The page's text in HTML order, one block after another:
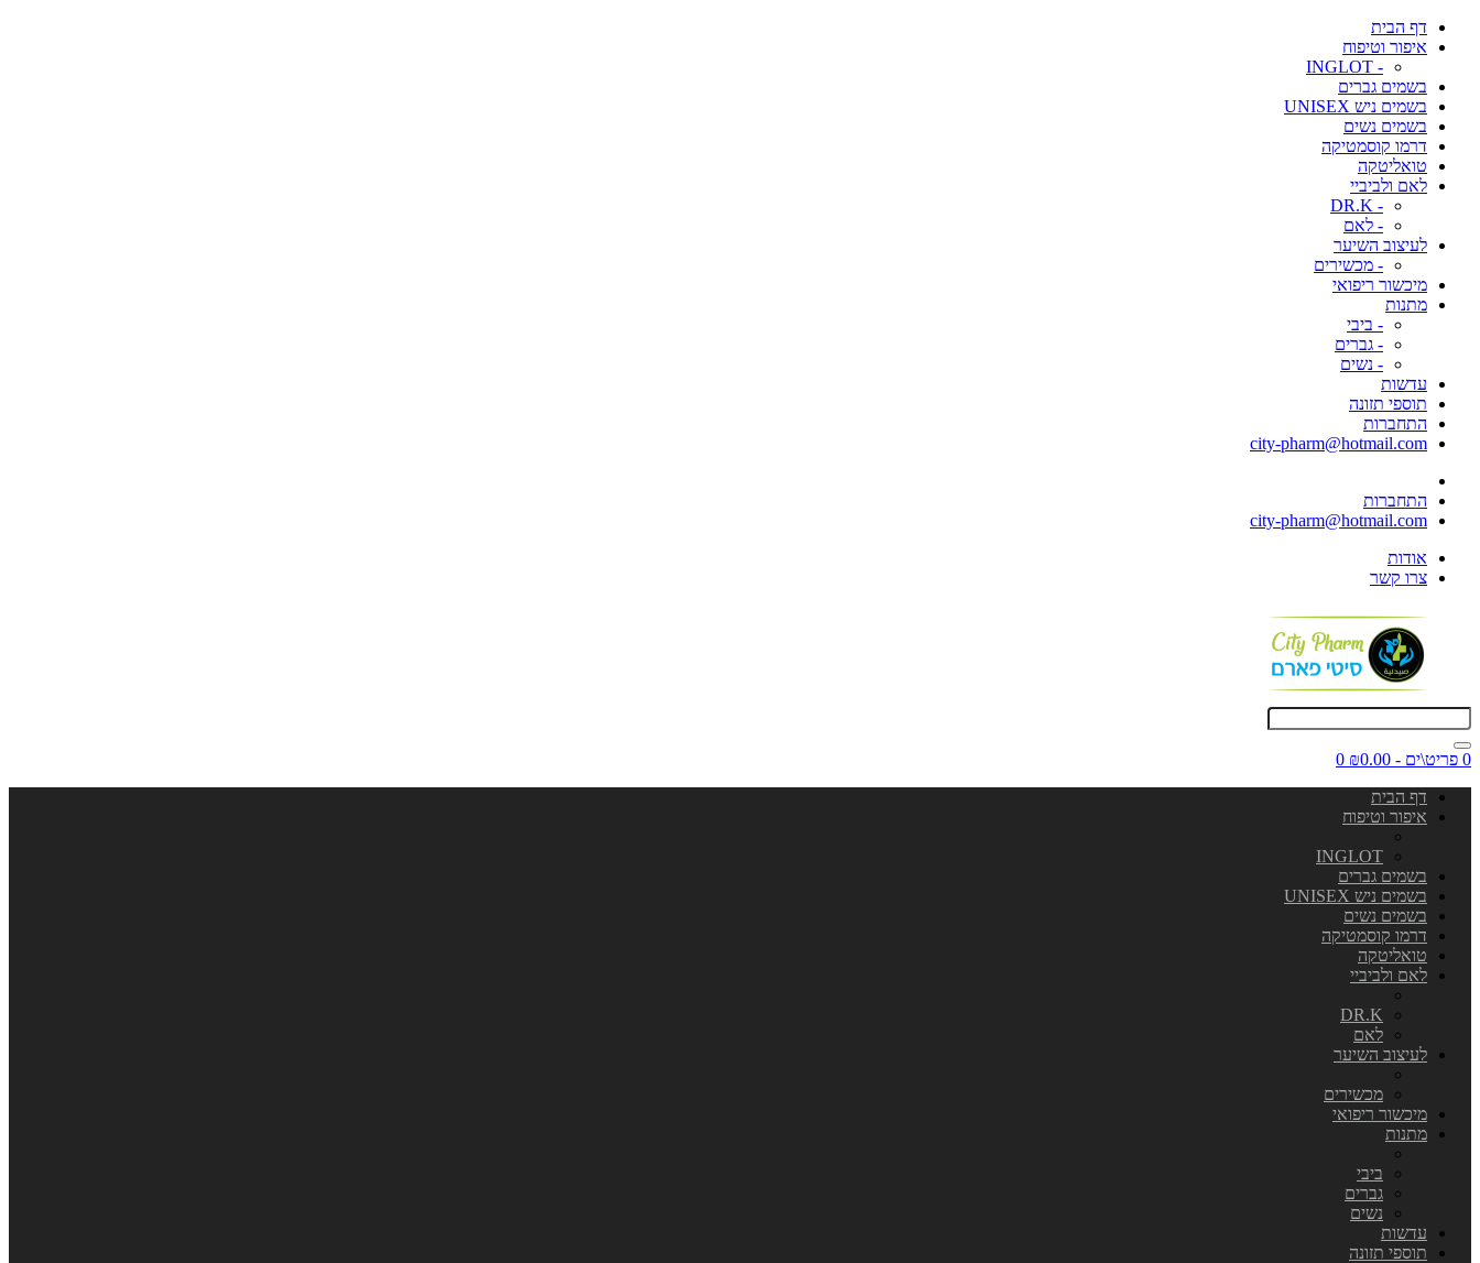
דף הבית
איפור וטיפוח
- INGLOT
בשמים גברים
בשמים ניש UNISEX
בשמים נשים
דרמו קוסמטיקה
טואליטקה
לאם ולביביי
- DR.K
- לאם
לעיצוב השיער
- מכשירים
מיכשור ריפואי
מתנות
- ביבי
- גברים
- נשים
עדשות
תוספי תזונה
התחברות
city-pharm@hotmail.com
התחברות
city-pharm@hotmail.com
אודות
צרו קשר
0 פריט\ים - ₪0.00
0
דף הבית
איפור וטיפוח
INGLOT
בשמים גברים
בשמים ניש UNISEX
בשמים נשים
דרמו קוסמטיקה
טואליטקה
לאם ולביביי
DR.K
לאם
לעיצוב השיער
מכשירים
מיכשור ריפואי
מתנות
ביבי
גברים
נשים
עדשות
תוספי תזונה